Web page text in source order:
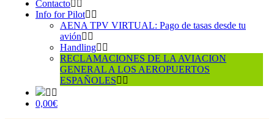
Contacto
Info for Pilot
AENA TPV VIRTUAL: Pago de tasas desde tu
avión
Handling
RECLAMACIONES DE LA AVIACION
GENERAL A LOS AEROPUERTOS
ESPAÑOLES
0,00€